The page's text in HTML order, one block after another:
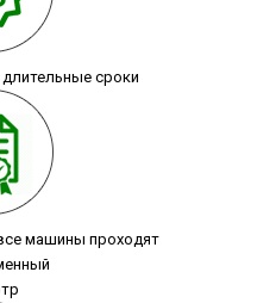
сроки
машины проходят